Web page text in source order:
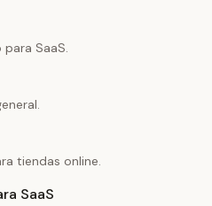
SaaS.
tiendas online.
SaaS